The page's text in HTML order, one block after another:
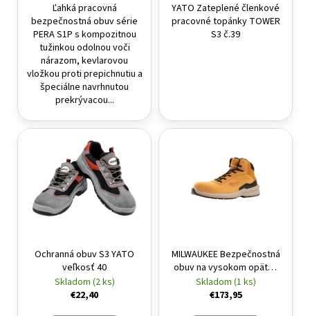
Ľahká pracovná
bezpečnostná obuv série
PERA S1P s kompozitnou
tužinkou odolnou voči
nárazom, kevlarovou
vložkou proti prepichnutiu a
špeciálne navrhnutou
prekrývacou...
YATO Zateplené členkové
pracovné topánky TOWER
S3 č.39
Ochranná obuv S3 YATO
veľkosť 40
Skladom (2 ks)
€22,40
MILWAUKEE Bezpečnostná
obuv na vysokom opätku
FLEXTRED veľkosť 43 S3S
1M171311 ESD FO SR
Skladom (1 ks)
€173,95